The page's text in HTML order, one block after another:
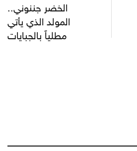
الخضر جننوني..
المولد الذي يأتي
مطلياً بالجبايات